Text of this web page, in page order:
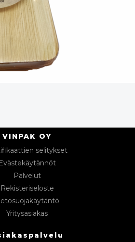
VINPAK OY
selitykset
Evästekäytännöt
Palvelut
Rekisteriseloste
Yritysasiakas